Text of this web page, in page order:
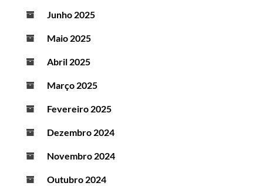
Junho 2025
Maio 2025
Abril 2025
Março 2025
Fevereiro 2025
Dezembro 2024
Novembro 2024
Outubro 2024